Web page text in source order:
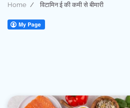
Home विटामिन ई की कमी से बीमारी